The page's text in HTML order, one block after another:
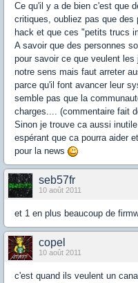
Ce qu'il y a de bien c'est que
critiques, oubliez pas que des
hack et que ces "petits trucs
A savoir que des personnes
pour savoir ce que veulent
notre sens mais faut arreter
parce qu'il font avancer leur
semble pas que la
charges.... (commentaire fait
Sinon je trouve ca aussi
espérant que ca pourra aider
pour la news
seb57fr
10 août 2011
et 1 en plus beaucoup de
copel
10 août 2011
c'est quand ils veulent un